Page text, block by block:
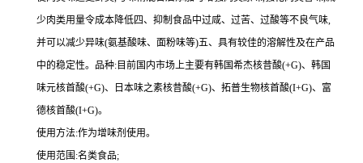
少肉类用量令成本降低四、抑制食品中过咸、过苦、过酸等不良气味,
并可以减少异味(氨基酸味、面粉味等)五、具有较佳的溶解性及在产品
中的稳定性。品种:目前国内市场上主要有韩国希杰核昔酸(+G)、韩国
味元核首酸(+G)、日本味之素核昔酸(+G)、拓普生物核首酸(I+G)、富
德核首酸(I+G)。
使用方法:作为增味剂使用。
使用范围:名类食品;